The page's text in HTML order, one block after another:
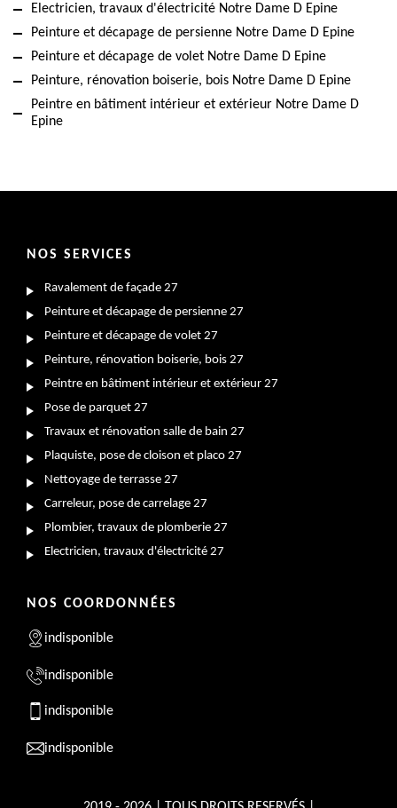
Electricien, travaux d'électricité Notre Dame D Epine
Peinture et décapage de persienne Notre Dame D Epine
Peinture et décapage de volet Notre Dame D Epine
Peinture, rénovation boiserie, bois Notre Dame D Epine
Peintre en bâtiment intérieur et extérieur Notre Dame D
Epine
NOS SERVICES
Ravalement de façade 27
Peinture et décapage de persienne 27
Peinture et décapage de volet 27
Peinture, rénovation boiserie, bois 27
Peintre en bâtiment intérieur et extérieur 27
Pose de parquet 27
Travaux et rénovation salle de bain 27
Plaquiste, pose de cloison et placo 27
Nettoyage de terrasse 27
Carreleur, pose de carrelage 27
Plombier, travaux de plomberie 27
Electricien, travaux d'électricité 27
NOS COORDONNÉES
indisponible
indisponible
indisponible
indisponible